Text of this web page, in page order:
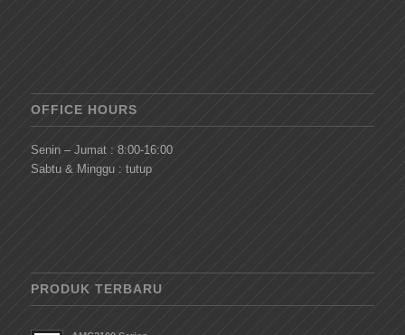
OFFICE HOURS
Senin – Jumat : 8:00-16:00
Sabtu & Minggu : tutup
PRODUK TERBARU